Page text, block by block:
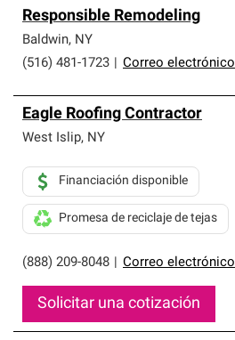
Responsible Remodeling
Baldwin, NY
(516) 481-1723
Correo electrónico
Eagle Roofing Contractor
West Islip, NY
(888) 209-8048 Correo electrónico
Financiación disponible
Promesa de reciclaje de tejas
Solicitar una cotización